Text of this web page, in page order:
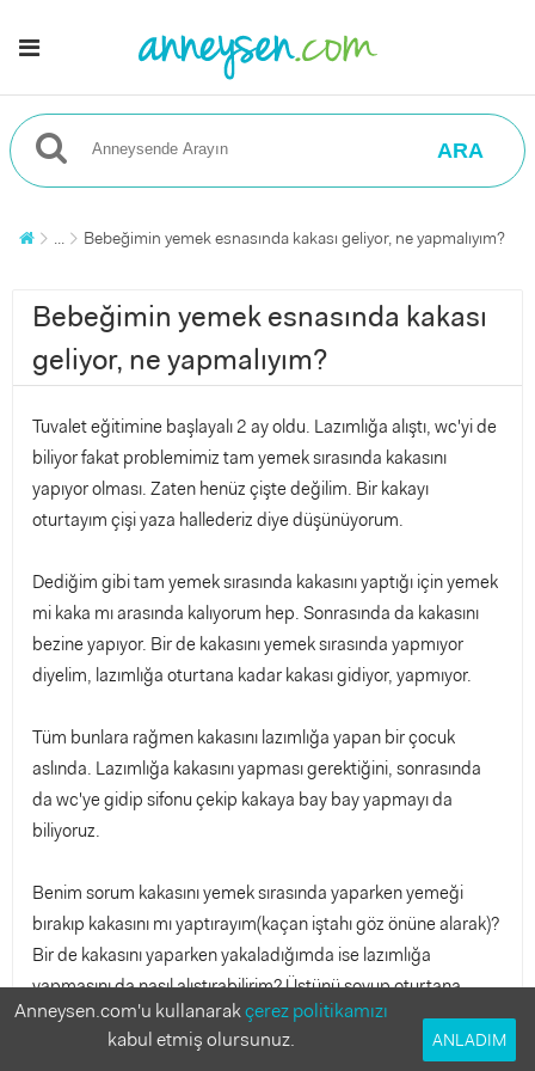
ARA
... Bebeğimin yemek esnasında kakası geliyor, ne yapmalıyım?
Bebeğimin yemek esnasında kakası
geliyor, ne yapmalıyım?
Tuvalet eğitimine başlayalı 2 ay oldu. Lazımlığa alıştı, wc'yi de
biliyor fakat problemimiz tam yemek sırasında kakasını
yapıyor olması. Zaten henüz çişte değilim. Bir kakayı
oturtayım çişi yaza hallederiz diye düşünüyorum.
Dediğim gibi tam yemek sırasında kakasını yaptığı için yemek
mi kaka mı arasında kalıyorum hep. Sonrasında da kakasını
bezine yapıyor. Bir de kakasını yemek sırasında yapmıyor
diyelim, lazımlığa oturtana kadar kakası gidiyor, yapmıyor.
Tüm bunlara rağmen kakasını lazımlığa yapan bir çocuk
aslında. Lazımlığa kakasını yapması gerektiğini, sonrasında
da wc'ye gidip sifonu çekip kakaya bay bay yapmayı da
biliyoruz.
Benim sorum kakasını yemek sırasında yaparken yemeği
bırakıp kakasını mı yaptırayım(kaçan iştahı göz önüne alarak)?
Bir de kakasını yaparken yakaladığımda ise lazımlığa
yapmasını da nasıl alıştırabilirim? Üstünü soyup oturtana
kadar kaçıyor çünkü.
Anneysen.com'u kullanarakçerez politikamızı
kabul etmiş olursunuz.
ANLADIM